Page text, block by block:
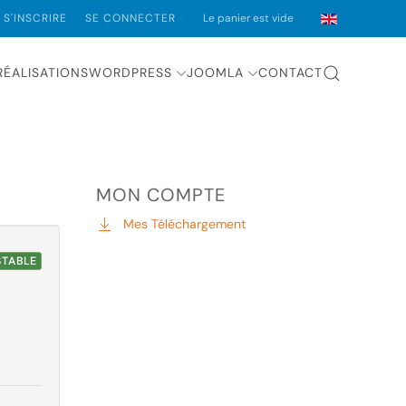
S'INSCRIRE SE CONNECTER Le panier est vide
WORDPRESS JOOMLA CONTACT
MON COMPTE
Mes Téléchargement